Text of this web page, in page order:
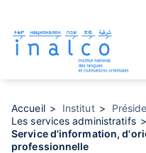
contenu
principal
Accueil Institut
Les services administratifs
Service d'information,
professionnelle